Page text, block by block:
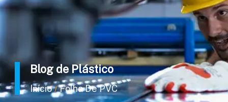
Blog de Plástico
Início / Folha De PVC